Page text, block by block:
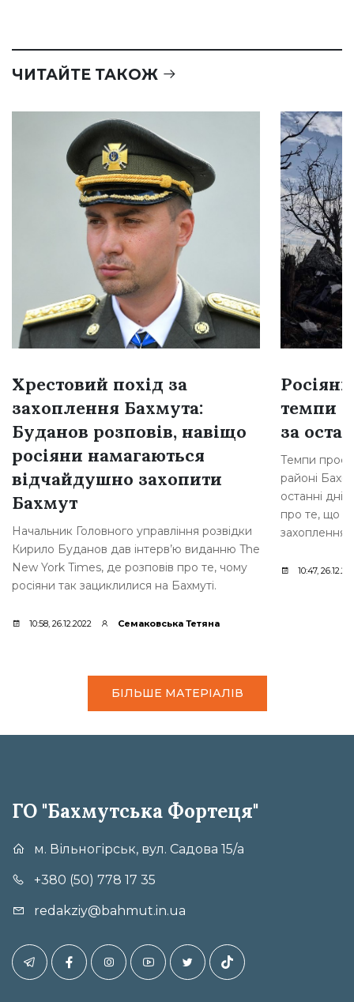
ЧИТАЙТЕ ТАКОЖ
Хрестовий похід за
захоплення Бахмута:
Буданов розповів, навіщо
росіяни намагаються
відчайдушно захопити
Бахмут
Начальник Головного управління розвідки
Кирило Буданов дав інтерв’ю виданню The
New York Times, де розповів про те, чому
росіяни так зациклилися на Бахмуті.
10:58, 26.12.2022 Семаковська Тетяна
темпи
за
Темпи
районі
останні
про те, що
захоплення
10:47,
БІЛЬШЕ МАТЕРІАЛІВ
ГО "Бахмутська Фортеця"
м. Вільногірськ, вул. Садова 15/а
+380 (50) 778 17 35
redakziy@bahmut.in.ua